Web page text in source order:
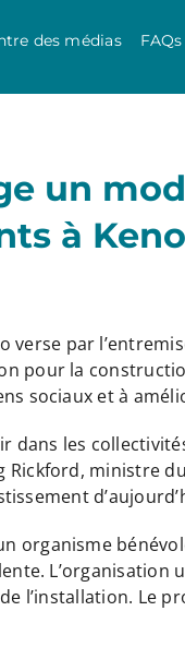
des médias FAQs
un
à
verse par
pour la
sociaux et à
dans les
ministre
organisme
L’organisation
l’installation. Le